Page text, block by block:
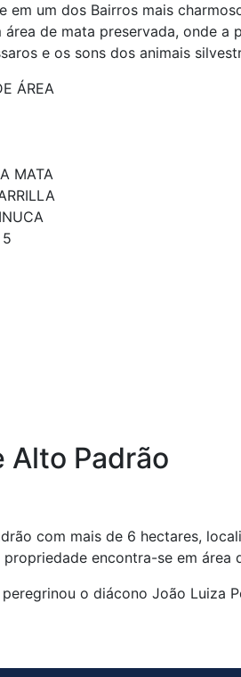
em um dos Bairros mais
área de mata preservada, onde
e os sons dos animais
ÁREA
MATA
Alto Padrão
com mais de 6 hectares,
encontra-se em área
o diácono João Luiza